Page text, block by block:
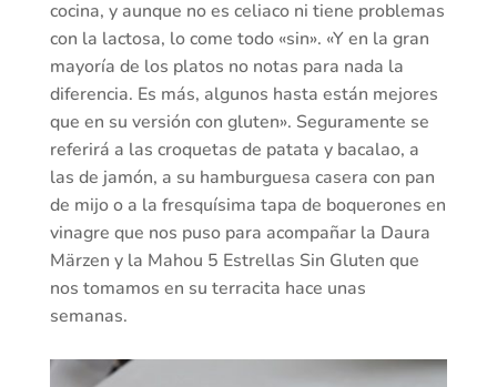
cocina, y aunque no es celiaco ni tiene problemas
con la lactosa, lo come todo «sin». «Y en la gran
mayoría de los platos no notas para nada la
diferencia. Es más, algunos hasta están mejores
que en su versión con gluten». Seguramente se
referirá a las croquetas de patata y bacalao, a
las de jamón, a su hamburguesa casera con pan
de mijo o a la fresquísima tapa de boquerones en
vinagre que nos puso para acompañar la Daura
Märzen y la Mahou 5 Estrellas Sin Gluten que
nos tomamos en su terracita hace unas
semanas.